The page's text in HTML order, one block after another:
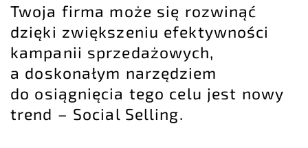
Twoja firma może się rozwinąć
dzięki zwiększeniu efektywności
kampanii sprzedażowych,
a doskonałym narzędziem
do osiągnięcia tego celu jest nowy
trend – Social Selling.